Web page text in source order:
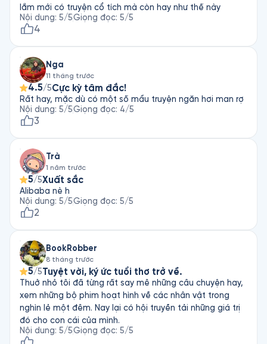
lắm mới có truyện cổ tích mà còn hay như thế này
Nội dung: 5/5Giọng đọc: 5/5
4
Nga
11 tháng trước
4.5/5Cực kỳ tâm đắc!
Rất hay, mặc dù có một số mẩu truyện ngăn hơi man rợ
Nội dung: 5/5Giọng đọc: 4/5
3
Trà
1 năm trước
5/5Xuất sắc
Alibaba nè h
Nội dung: 5/5Giọng đọc: 5/5
2
BookRobber
8 tháng trước
5/5Tuyệt vời, ký ức tuổi thơ trở về.
Thuở nhỏ tôi đã từng rất say mê những câu chuyện hay,
xem những bộ phim hoạt hình về các nhân vật trong
nghìn lẻ một đêm. Nay lại có hội truyền tải những giá trị
đó cho con cái của mình.
Nội dung: 5/5Giọng đọc: 5/5